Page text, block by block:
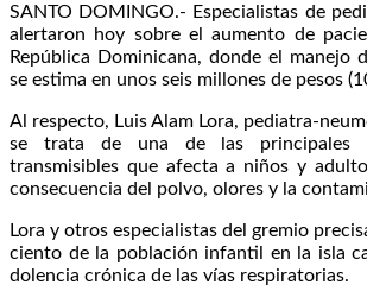
SANTO DOMINGO.- Especialistas de
alertaron hoy sobre el aumento de
República Dominicana, donde el manejo
se estima en unos seis millones de pesos
Al respecto, Luis Alam Lora, pediatra-
se trata de una de las principales
transmisibles que afecta a niños y
consecuencia del polvo, olores y la
Lora y otros especialistas del gremio
ciento de la población infantil en la isla
dolencia crónica de las vías respiratorias.